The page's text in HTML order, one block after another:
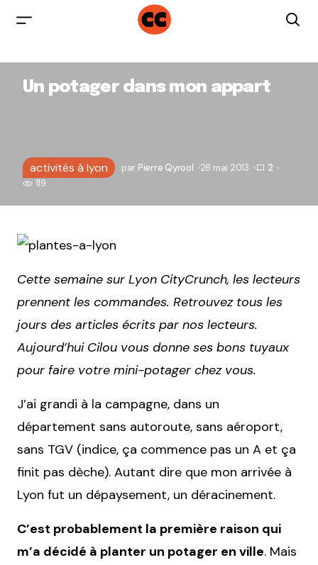
Un potager dans mon appart
activités à lyon par Pierre Qyrool 28 mai 2013
2
119
Cette semaine sur Lyon CityCrunch, les lecteurs
prennent les commandes. Retrouvez tous les
jours des articles écrits par nos lecteurs.
Aujourd’hui Cilou vous donne ses bons tuyaux
pour faire votre mini-potager chez vous.
J’ai grandi à la campagne, dans un
département sans autoroute, sans aéroport,
sans TGV (indice, ça commence pas un A et ça
finit pas dèche). Autant dire que mon arrivée à
Lyon fut un dépaysement, un déracinement.
C’est probablement la première raison qui
m’a décidé à planter un potager en ville. Mais